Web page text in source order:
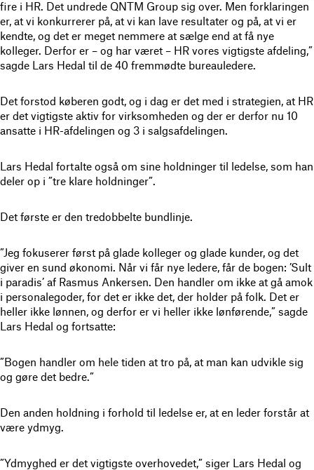
fire i HR. Det undrede QNTM Group sig over. Men forklaringen
er, at vi konkurrerer på, at vi kan lave resultater og på, at vi er
kendte, og det er meget nemmere at sælge end at få nye
kolleger. Derfor er – og har været – HR vores vigtigste afdeling,”
sagde Lars Hedal til de 40 fremmødte bureauledere.
Det forstod køberen godt, og i dag er det med i strategien, at HR
er det vigtigste aktiv for virksomheden og der er derfor nu 10
ansatte i HR-afdelingen og 3 i salgsafdelingen.
Lars Hedal fortalte også om sine holdninger til ledelse, som han
deler op i ”tre klare holdninger”.
Det første er den tredobbelte bundlinje.
”Jeg fokuserer først på glade kolleger og glade kunder, og det
giver en sund økonomi. Når vi får nye ledere, får de bogen: ’Sult
i paradis’ af Rasmus Ankersen. Den handler om ikke at gå amok
i personalegoder, for det er ikke det, der holder på folk. Det er
heller ikke lønnen, og derfor er vi heller ikke lønførende,” sagde
Lars Hedal og fortsatte:
”Bogen handler om hele tiden at tro på, at man kan udvikle sig
og gøre det bedre.”
Den anden holdning i forhold til ledelse er, at en leder forstår at
være ydmyg.
”Ydmyghed er det vigtigste overhovedet,” siger Lars Hedal og